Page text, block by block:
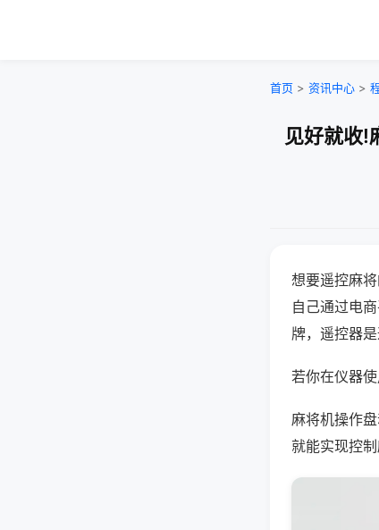
首页 > 资讯中心 >
见好就收!
想要遥控麻
自己通过电
牌，遥控器
若你在仪器
麻将机操作
就能实现控制